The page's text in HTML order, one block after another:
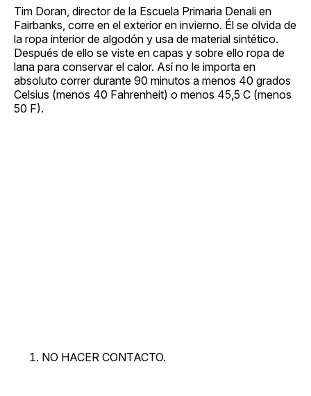
Tim Doran, director de la Escuela Primaria Denali en
Fairbanks, corre en el exterior en invierno. Él se olvida de
la ropa interior de algodón y usa de material sintético.
Después de ello se viste en capas y sobre ello ropa de
lana para conservar el calor. Así no le importa en
absoluto correr durante 90 minutos a menos 40 grados
Celsius (menos 40 Fahrenheit) o menos 45,5 C (menos
50 F).
NO HACER CONTACTO.